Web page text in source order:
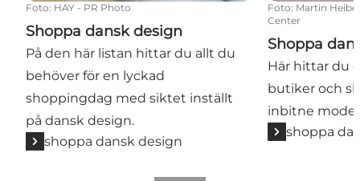
Foto: HAY - PR Photo
Shoppa dansk design
På den här listan hittar du allt du
behöver för en lyckad
shoppingdag med siktet inställt
på dansk design.
shoppa dansk design
Foto: Martin
Center
Shoppa
Här hittar du
butiker och
inbitne
shoppa